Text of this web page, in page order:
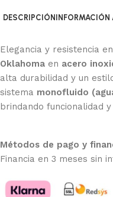
DESCRIPCIÓN
Elegancia y resistencia
Oklahoma en acero
alta durabilidad y un
sistema monofluido
brindando funcionalidad
Métodos de pago y
Financia en 3 meses sin